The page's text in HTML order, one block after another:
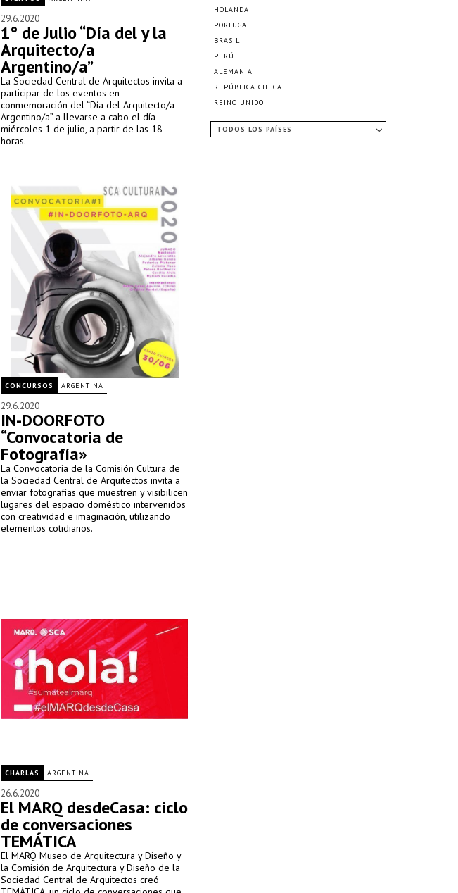
29.6.2020
1° de Julio “Día del y la
Arquitecto/a
Argentino/a”
La Sociedad Central de Arquitectos invita a
participar de los eventos en
conmemoración del “Día del Arquitecto/a
Argentino/a” a llevarse a cabo el día
miércoles 1 de julio, a partir de las 18
horas.
CONCURSOS ARGENTINA
29.6.2020
IN-DOORFOTO
“Convocatoria de
Fotografía»
La Convocatoria de la Comisión Cultura de
la Sociedad Central de Arquitectos invita a
enviar fotografías que muestren y visibilicen
lugares del espacio doméstico intervenidos
con creatividad e imaginación, utilizando
elementos cotidianos.
CHARLAS ARGENTINA
26.6.2020
El MARQ desdeCasa: ciclo
de conversaciones
TEMÁTICA
El MARQ Museo de Arquitectura y Diseño y
la Comisión de Arquitectura y Diseño de la
Sociedad Central de Arquitectos creó
HOLANDA
PORTUGAL
BRASIL
PERÚ
ALEMANIA
REPÚBLICA CHECA
REINO UNIDO
TODOS LOS PAÍSES